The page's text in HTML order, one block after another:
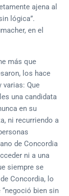
ajena al
lógica”.
en el
más que
los hace
varias: Que
una candidata
en su
ni recurriendo a
de Concordia
ni a una
siempre se
Concordia, lo
bien sin